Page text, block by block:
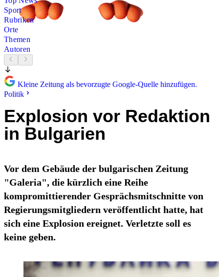
Sport
Rubriken
Orte
Themen
Autoren
Kleine Zeitung als bevorzugte Google-Quelle hinzufügen.
Politik
Explosion vor Redaktion
in Bulgarien
Vor dem Gebäude der bulgarischen Zeitung
"Galeria", die kürzlich eine Reihe
kompromittierender Gesprächsmitschnitte von
Regierungsmitgliedern veröffentlicht hatte, hat
sich eine Explosion ereignet. Verletzte soll es
keine geben.